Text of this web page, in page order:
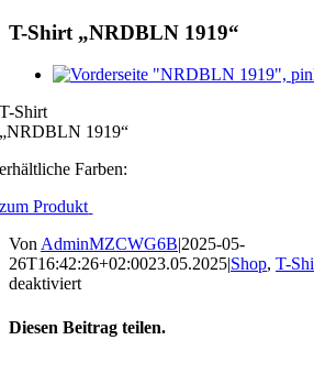
T-Shirt „NRDBLN 1919“
Zeige
T-Shirt
„NRDBLN 1919“
erhältliche Farben:
zum Produkt
VonAdminMZCWG6B|2025-05-
26T16:42:26+02:0023.05.2025|Shop, T-
deaktiviertfür
Shirt
„NRDBLN
Diesen Beitrag teilen.